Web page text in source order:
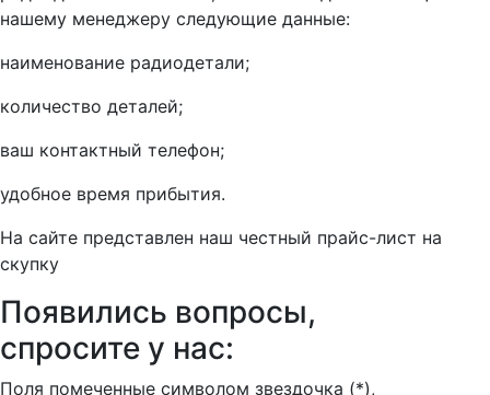
нашему менеджеру следующие данные:
наименование радиодетали;
количество деталей;
ваш контактный телефон;
удобное время прибытия.
На сайте представлен наш честный прайс-лист на
скупку
Появились вопросы,
спросите у нас:
Поля помеченные символом звездочка (*),